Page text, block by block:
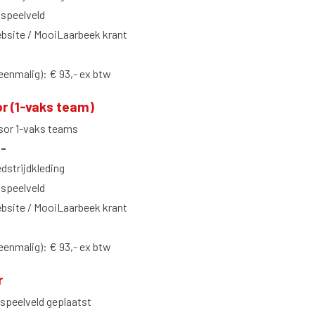
/ MooiLaarbeek krant
€ 93,- ex btw
(1-vaks team)
1-vaks teams
/ MooiLaarbeek krant
€ 93,- ex btw
geplaatst